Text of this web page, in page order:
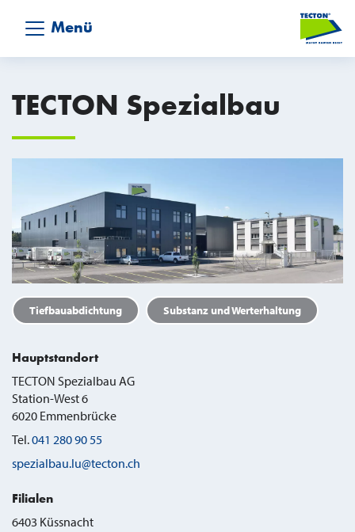
Menü
TECTON Spezialbau
Tiefbauabdichtung Substanz und Werterhaltung
Hauptstandort
TECTON Spezialbau AG
Station-West 6
6020 Emmenbrücke
Tel.041 280 90 55
spezialbau.lu@tecton.ch
Filialen
6403 Küssnacht